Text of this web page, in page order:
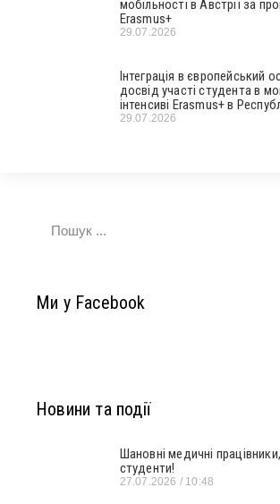
мобільності в Австрії за
Erasmus+
29.07.2026
Інтеграція в європейський
досвід участі студента в
інтенсиві Erasmus+ в
29.07.2026
Ми у Facebook
Новини та події
Шановні медичні
студенти!
27.07.2026 10:48